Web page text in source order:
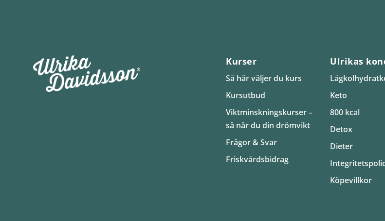
Kurser
Så här väljer du kurs
Kursutbud
Viktminskningskurser –
så når du din drömvikt
Frågor & Svar
Friskvårdsbidrag
Ulrikas
Keto
800 kcal
Detox
Dieter
Köpevillkor